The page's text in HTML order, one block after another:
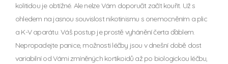
kolitidou je obtížné. Ale nelze Vám doporučit začít kouřit. Už s
ohledem na jasnou souvislost nikotinismu s onemocněním a plic
a K-V aparátu. Váš postup je prostě vyhánění čerta ďáblem.
Nepropadejte panice, možnosti léčby jsou v dnešní době dost
variabilní od Vámi zmíněných kortikoidů až po biologickou léčbu,